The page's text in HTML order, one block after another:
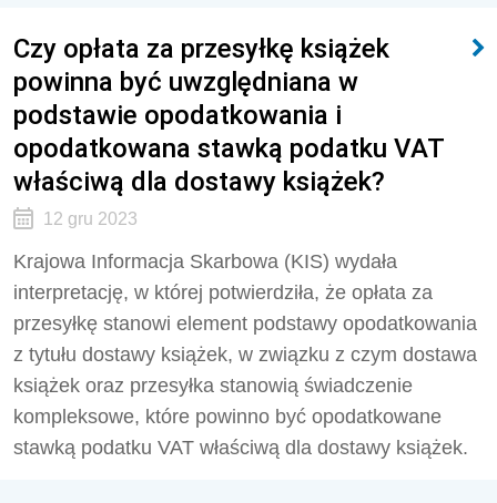
Czy opłata za przesyłkę książek
powinna być uwzględniana w
podstawie opodatkowania i
opodatkowana stawką podatku VAT
właściwą dla dostawy książek?
12 gru 2023
Krajowa Informacja Skarbowa (KIS) wydała
interpretację, w której potwierdziła, że opłata za
przesyłkę stanowi element podstawy opodatkowania
z tytułu dostawy książek, w związku z czym dostawa
książek oraz przesyłka stanowią świadczenie
kompleksowe, które powinno być opodatkowane
stawką podatku VAT właściwą dla dostawy książek.